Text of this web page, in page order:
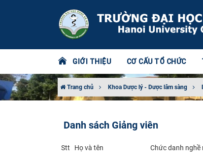
GIỚI THIỆU CƠ CẤU TỔ CHỨC
Trang chủ Khoa Dược lý - Dược lâm sàng
Danh sách Giảng viên
Stt Họ và tên Chức danh nghề